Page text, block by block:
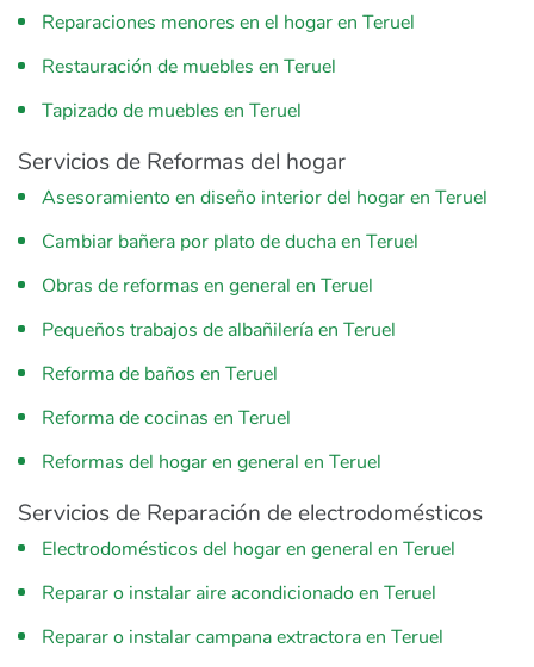
Reparaciones menores en el hogar en Teruel
Restauración de muebles en Teruel
Tapizado de muebles en Teruel
Servicios de Reformas del hogar
Asesoramiento en diseño interior del hogar en Teruel
Cambiar bañera por plato de ducha en Teruel
Obras de reformas en general en Teruel
Pequeños trabajos de albañilería en Teruel
Reforma de baños en Teruel
Reforma de cocinas en Teruel
Reformas del hogar en general en Teruel
Servicios de Reparación de electrodomésticos
Electrodomésticos del hogar en general en Teruel
Reparar o instalar aire acondicionado en Teruel
Reparar o instalar campana extractora en Teruel